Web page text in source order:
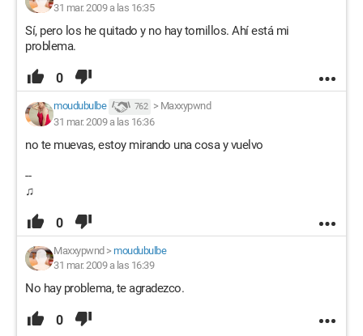
31 mar. 2009 a las 16:35
Sí, pero los he quitado y no hay tornillos. Ahí está mi
problema.
0
moudubulbe 762 > Maxxypwnd
31 mar. 2009 a las 16:36
no te muevas, estoy mirando una cosa y vuelvo
--
♫
0
Maxxypwnd > moudubulbe
31 mar. 2009 a las 16:39
No hay problema, te agradezco.
0